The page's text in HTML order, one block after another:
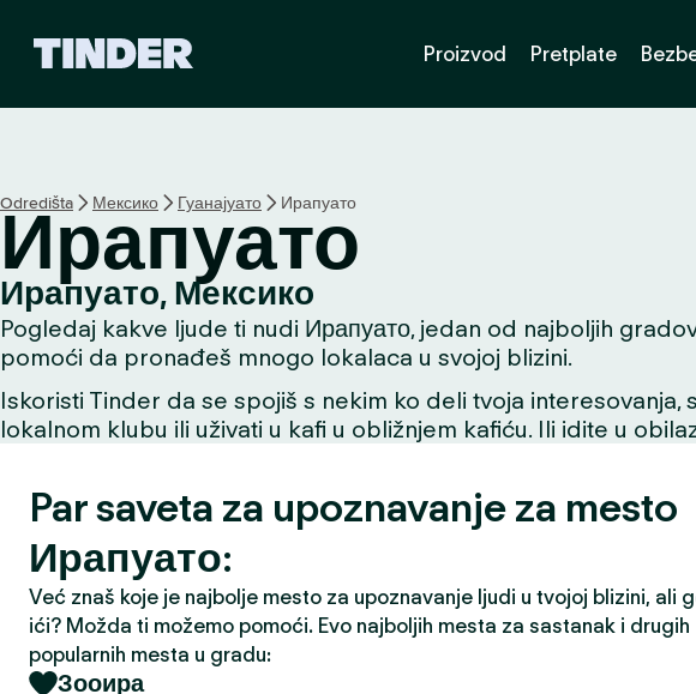
p
o
č
e
t
n
a
t
r
i
c
a
Proizvod Pretplate
Odredišta Мексико Гуанајуато Ирапуато
Ирапуато
Ирапуато, Мексико
Pogledaj kakve ljude ti nudi Ирапуато, jedan od najboljih
pomoći da pronađeš mnogo lokalaca u svojoj blizini.
Iskoristi Tinder da se spojiš s nekim ko deli tvoja
lokalnom klubu ili uživati u kafi u obližnjem kafiću. Ili idite u
Par saveta za upoznavanje za mesto
Ирапуато:
Već znaš koje je najbolje mesto za upoznavanje ljudi u tvojoj blizini, ali
ići? Možda ti možemo pomoći. Evo najboljih mesta za sastanak i drugih
popularnih mesta u gradu:
Зооира